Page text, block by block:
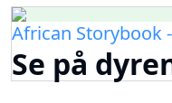
African Storybook
Se på